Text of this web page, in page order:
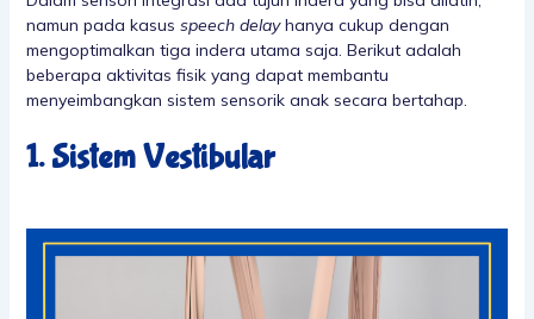
namun pada kasus speech delayhanya cukup dengan
mengoptimalkan tiga indera utama saja. Berikut adalah
beberapa aktivitas fisik yang dapat membantu
menyeimbangkan sistem sensorik anak secara bertahap.
1. Sistem Vestibular